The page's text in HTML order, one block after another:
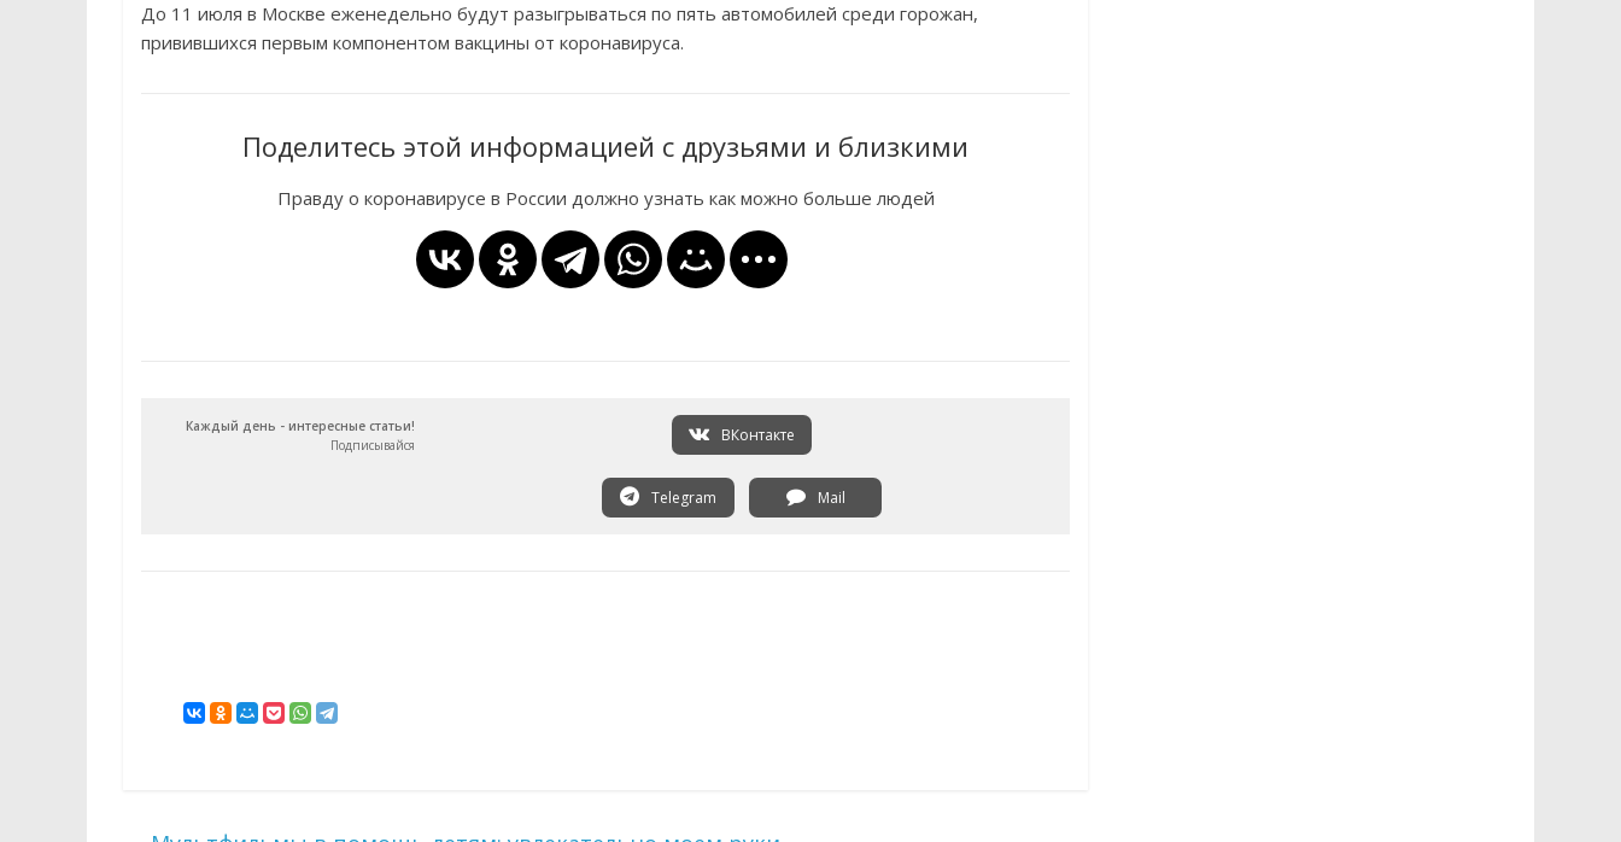
До 11 июля в Москве еженедельно будут разыгрываться по пять автомобилей среди горожан,
привившихся первым компонентом вакцины от коронавируса.
Поделитесь этой информацией с друзьями и близкими
Правду о коронавирусе в России должно узнать как можно больше людей
Каждый день - интересные статьи!
Подписывайся
ВКонтакте
Telegram Mail